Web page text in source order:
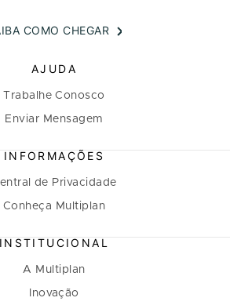
COMO CHEGAR
AJUDA
Trabalhe Conosco
Enviar Mensagem
INFORMAÇÕES
de Privacidade
Conheça Multiplan
INSTITUCIONAL
A Multiplan
Inovação